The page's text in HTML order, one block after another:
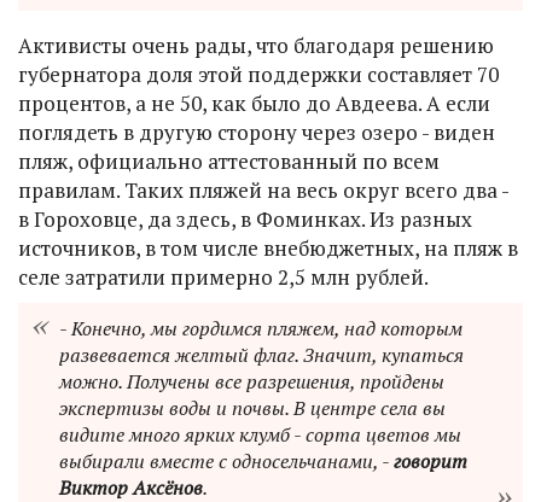
Активисты очень рады, что благодаря решению
губернатора доля этой поддержки составляет 70
процентов, а не 50, как было до Авдеева. А если
поглядеть в другую сторону через озеро - виден
пляж, официально аттестованный по всем
правилам. Таких пляжей на весь округ всего два -
в Гороховце, да здесь, в Фоминках. Из разных
источников, в том числе внебюджетных, на пляж в
селе затратили примерно 2,5 млн рублей.
- Конечно, мы гордимся пляжем, над которым
развевается желтый флаг. Значит, купаться
можно. Получены все разрешения, пройдены
экспертизы воды и почвы. В центре села вы
видите много ярких клумб - сорта цветов мы
выбирали вместе с односельчанами, -говорит
Виктор Аксёнов.